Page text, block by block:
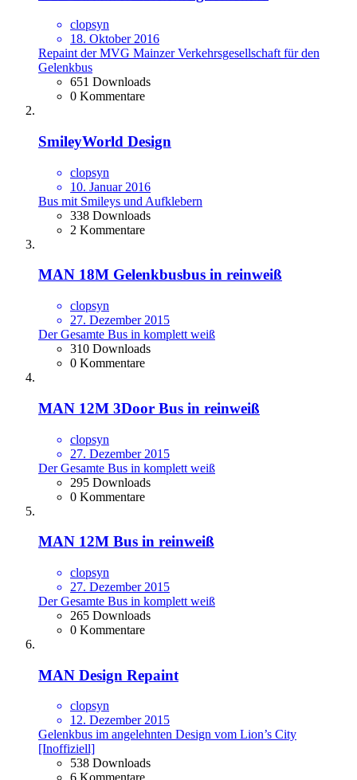
clopsyn
18. Oktober 2016
Repaint der MVG Mainzer Verkehrsgesellschaft für den
Gelenkbus
651 Downloads
0 Kommentare
SmileyWorld Design
clopsyn
10. Januar 2016
Bus mit Smileys und Aufklebern
338 Downloads
2 Kommentare
MAN 18M Gelenkbusbus in reinweiß
clopsyn
27. Dezember 2015
Der Gesamte Bus in komplett weiß
310 Downloads
0 Kommentare
MAN 12M 3Door Bus in reinweiß
clopsyn
27. Dezember 2015
Der Gesamte Bus in komplett weiß
295 Downloads
0 Kommentare
MAN 12M Bus in reinweiß
clopsyn
27. Dezember 2015
Der Gesamte Bus in komplett weiß
265 Downloads
0 Kommentare
MAN Design Repaint
clopsyn
12. Dezember 2015
Gelenkbus im angelehnten Design vom Lion’s City
[Inoffiziell]
538 Downloads